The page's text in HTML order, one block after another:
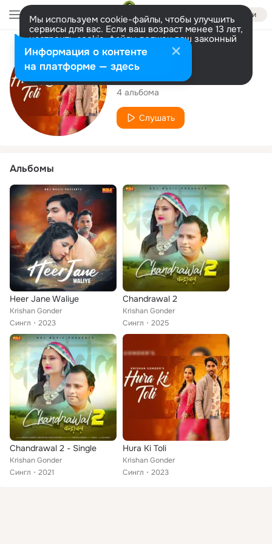
Войти
Мы используем cookie-файлы, чтобы улучшить
сервисы для вас. Если ваш возраст менее 13 лет,
настроить cookie-файлы должен ваш законный
представитель. Больше информации
Разрешить все Настроить
Исполнитель
Krishan Gonder
4 альбома
Слушать
Альбомы
Heer Jane Waliye
Krishan Gonder
Сингл
2023
Chandrawal 2
Krishan Gonder
Сингл
2025
Chandrawal 2 - Single
Krishan Gonder
Сингл
2021
Hura Ki Toli
Krishan Gonder
Сингл
2023
Информация о контенте
на платформе — здесь